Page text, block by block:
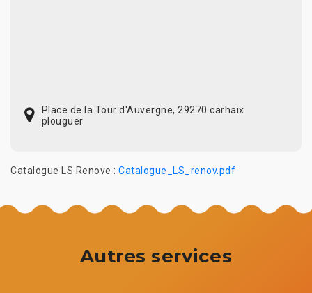
Place de la Tour d'Auvergne, 29270 carhaix
plouguer
Catalogue LS Renove : Catalogue_LS_renov.pdf
Autres services